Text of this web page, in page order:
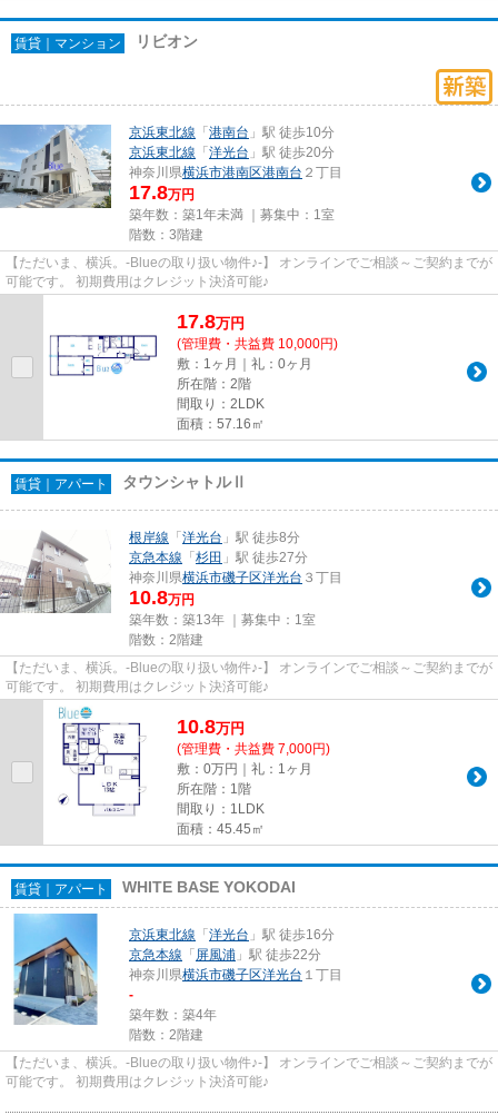
賃貸｜マンション リビオン
京浜東北線 「 港南台 」駅 徒歩10分
京浜東北線 「 洋光台 」駅 徒歩20分
神奈川県横浜市港南区港南台 ２丁目
17.8万円
築年数：築1年未満 ｜募集中： 1室
階数：3階建
【ただいま、横浜。-Blueの取り扱い物件♪-】 オンラインでご相談～ご契約までが
可能です。 初期費用はクレジット決済可能♪
17.8万円
(管理費・共益費 10,000円)
敷：1ヶ月｜礼：0ヶ月
所在階：2階
間取り：2LDK
面積：57.16㎡
賃貸｜アパート タウンシャトルⅡ
根岸線 「 洋光台 」駅 徒歩8分
京急本線 「 杉田 」駅 徒歩27分
神奈川県横浜市磯子区洋光台 ３丁目
10.8万円
築年数：築13年 ｜募集中： 1室
階数：2階建
【ただいま、横浜。-Blueの取り扱い物件♪-】 オンラインでご相談～ご契約までが
可能です。 初期費用はクレジット決済可能♪
10.8万円
(管理費・共益費 7,000円)
敷：0万円｜礼：1ヶ月
所在階：1階
間取り：1LDK
面積：45.45㎡
賃貸｜アパート WHITE BASE YOKODAI
京浜東北線 「 洋光台 」駅 徒歩16分
京急本線 「 屏風浦 」駅 徒歩22分
神奈川県横浜市磯子区洋光台 １丁目
-
築年数：築4年
階数：2階建
【ただいま、横浜。-Blueの取り扱い物件♪-】 オンラインでご相談～ご契約までが
可能です。 初期費用はクレジット決済可能♪